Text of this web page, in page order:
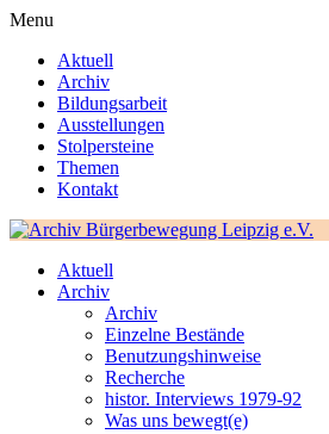
Menu
Aktuell
Archiv
Bildungsarbeit
Ausstellungen
Stolpersteine
Themen
Kontakt
Aktuell
Archiv
Archiv
Einzelne Bestände
Benutzungshinweise
Recherche
histor. Interviews 1979-92
Was uns bewegt(e)